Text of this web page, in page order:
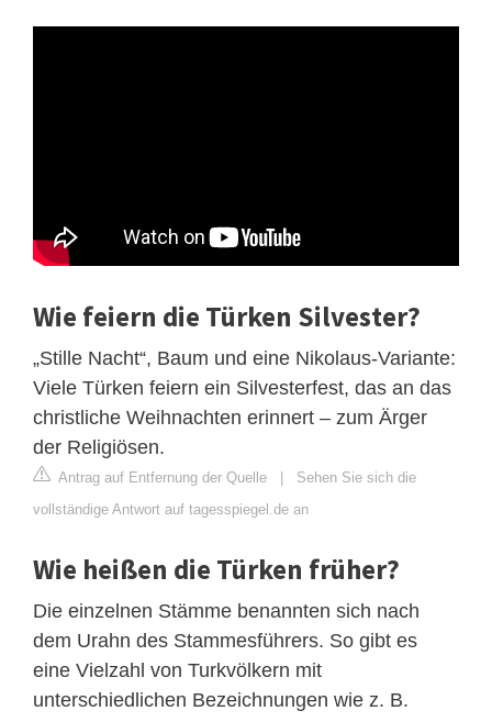
Wie feiern die Türken Silvester?
„Stille Nacht“, Baum und eine Nikolaus-Variante:
Viele Türken feiern ein Silvesterfest, das an das
christliche Weihnachten erinnert – zum Ärger
der Religiösen.
Antrag auf Entfernung der Quelle | Sehen Sie sich die
vollständige Antwort auf tagesspiegel.de an
Wie heißen die Türken früher?
Die einzelnen Stämme benannten sich nach
dem Urahn des Stammesführers. So gibt es
eine Vielzahl von Turkvölkern mit
unterschiedlichen Bezeichnungen wie z. B.